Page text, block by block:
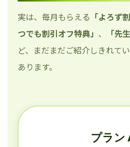
実は、毎月もらえる 「よろず
つでも割引オフ特典」 、 「先
ど、まだまだご紹介しきれて
あります。
プラン